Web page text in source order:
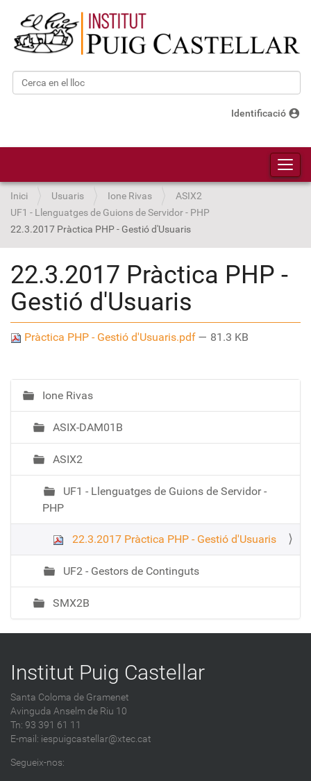
Cerca
Identificació account_circle
Inici Usuaris Ione Rivas
ASIX2
UF1 - Llenguatges de Guions de Servidor - PHP
22.3.2017 Pràctica PHP - Gestió d'Usuaris
22.3.2017 Pràctica PHP -
Gestió d'Usuaris
Pràctica PHP - Gestió d'Usuaris.pdf — 81.3 KB
N
a
e
a
Ione Rivas
ASIX-DAM01B
ASIX2
UF1 - Llenguatges de Guions de Servidor -
PHP
22.3.2017 Pràctica PHP - Gestió d'Usuaris
UF2 - Gestors de Continguts
SMX2B
Institut Puig Castellar
Santa Coloma de Gramenet
Avinguda Anselm de Riu 10
Tn: 93 391 61 11
E-mail: iespuigcastellar@xtec.cat
Segueix-nos: